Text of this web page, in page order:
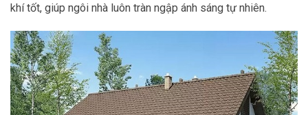
khí tốt, giúp ngôi nhà luôn tràn ngập ánh sáng tự nhiên.